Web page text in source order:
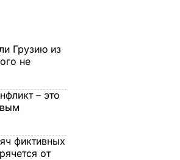
Грузию из
не
– это
фиктивных
от